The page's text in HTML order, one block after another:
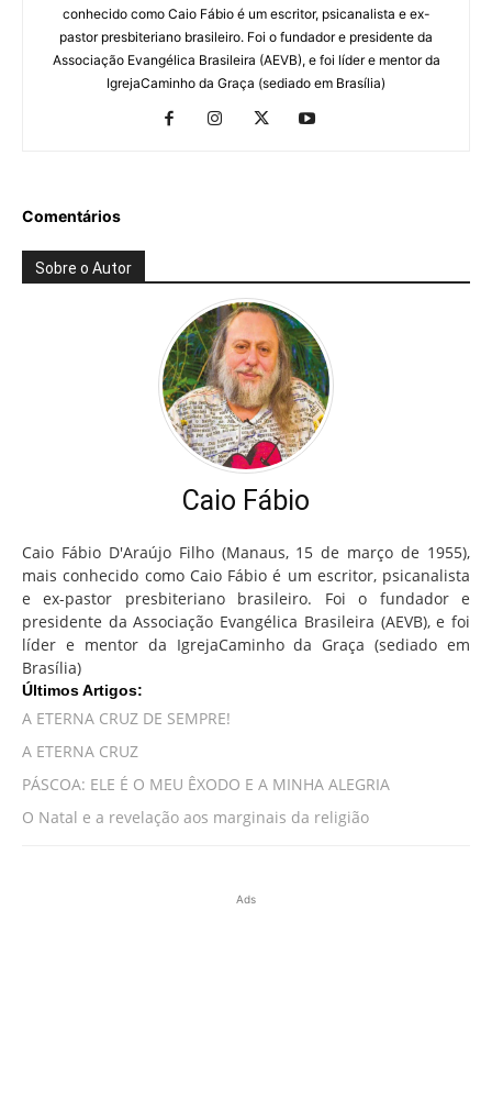
conhecido como Caio Fábio é um escritor, psicanalista e ex-
pastor presbiteriano brasileiro. Foi o fundador e presidente da
Associação Evangélica Brasileira (AEVB), e foi líder e mentor da
IgrejaCaminho da Graça (sediado em Brasília)
Comentários
Sobre o Autor
Caio Fábio
Caio Fábio D'Araújo Filho (Manaus, 15 de março de 1955),
mais conhecido como Caio Fábio é um escritor, psicanalista
e ex-pastor presbiteriano brasileiro. Foi o fundador e
presidente da Associação Evangélica Brasileira (AEVB), e foi
líder e mentor da IgrejaCaminho da Graça (sediado em
Brasília)
Últimos Artigos:
A ETERNA CRUZ DE SEMPRE!
A ETERNA CRUZ
PÁSCOA: ELE É O MEU ÊXODO E A MINHA ALEGRIA
O Natal e a revelação aos marginais da religião
Ads